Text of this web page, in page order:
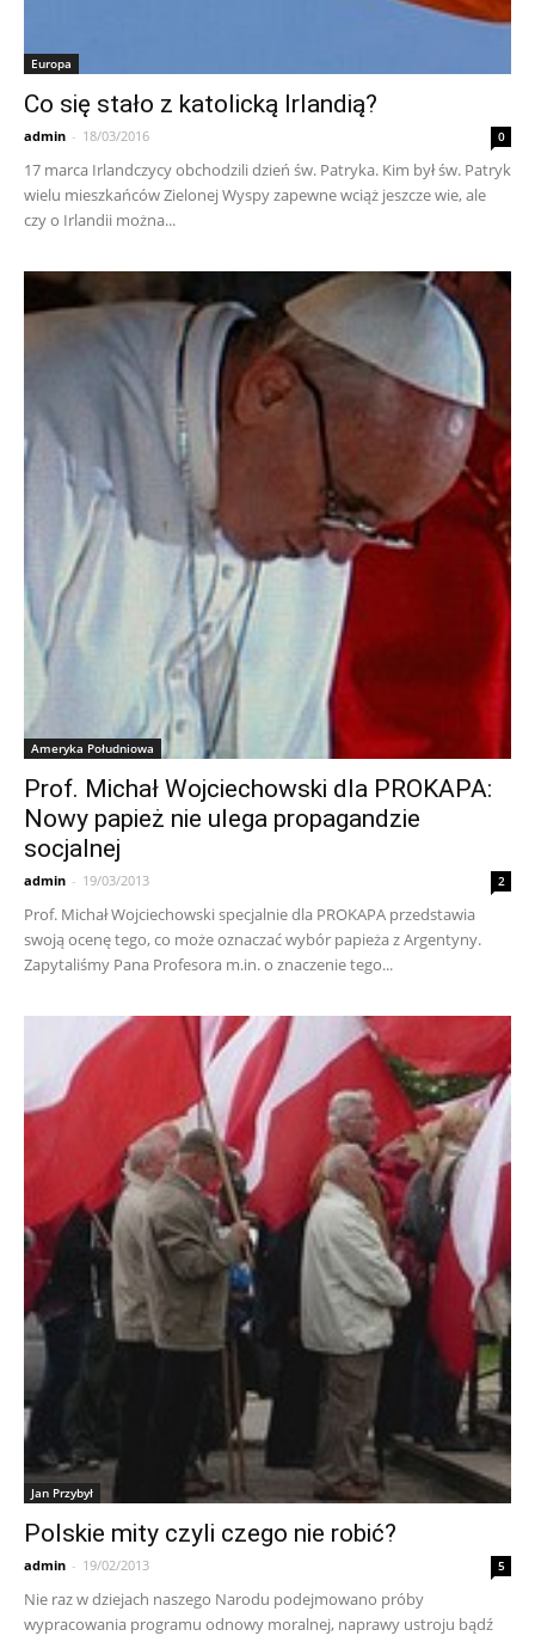
Europa
Co się stało z katolicką Irlandią?
admin - 18/03/2016 0
17 marca Irlandczycy obchodzili dzień św. Patryka. Kim był św. Patryk
wielu mieszkańców Zielonej Wyspy zapewne wciąż jeszcze wie, ale
czy o Irlandii można...
Ameryka Południowa
Prof. Michał Wojciechowski dla PROKAPA:
Nowy papież nie ulega propagandzie
socjalnej
admin - 19/03/2013 2
Prof. Michał Wojciechowski specjalnie dla PROKAPA przedstawia
swoją ocenę tego, co może oznaczać wybór papieża z Argentyny.
Zapytaliśmy Pana Profesora m.in. o znaczenie tego...
Jan Przybył
Polskie mity czyli czego nie robić?
admin - 19/02/2013 5
Nie raz w dziejach naszego Narodu podejmowano próby
wypracowania programu odnowy moralnej, naprawy ustroju bądź